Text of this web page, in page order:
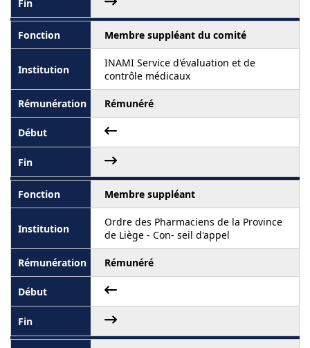
Membre suppléant du comité
INAMI Service d'évaluation et de
contrôle médicaux
Rémunéré
Membre suppléant
Ordre des Pharmaciens de la Province
de Liège - Con- seil d'appel
Rémunéré